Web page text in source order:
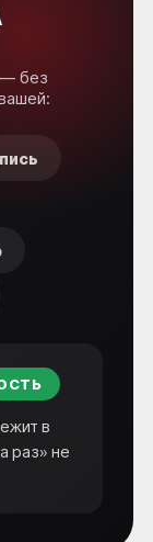
— без
в
раз» не